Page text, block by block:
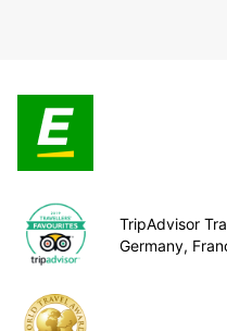
TripAdvisor
Germany,